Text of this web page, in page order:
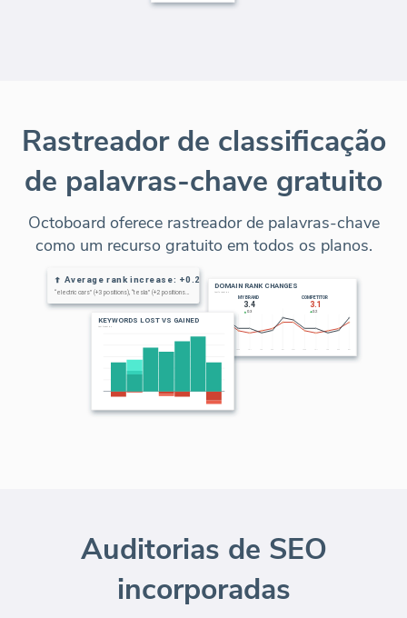
Rastreador de classificação
de palavras-chave gratuito
Octoboard oferece rastreador de palavras-chave
como um recurso gratuito em todos os planos.
Auditorias de SEO
incorporadas